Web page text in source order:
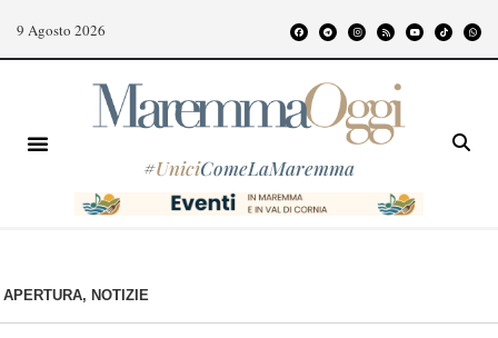
9 Agosto 2026
#UniciComeLaMaremma
APERTURA, NOTIZIE